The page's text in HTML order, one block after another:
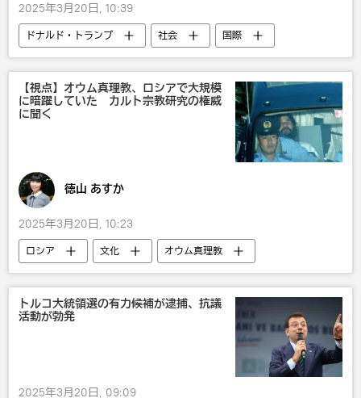
2025年3月20日, 10:39
ドナルド・トランプ 社会
国際
米国
【視点】オウム真理教、ロシアで大規模
に暗躍していた カルト宗教研究の権威
に聞く
徳山 あすか
2025年3月20日, 10:23
ロシア 文化
オウム真理教
オピニオン
トルコ大統領選の有力候補が逮捕、抗議
活動が勃発
2025年3月20日, 09:09